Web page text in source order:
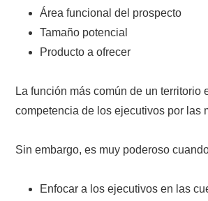
Área funcional del prospecto
Tamaño potencial
Producto a ofrecer
La función más común de un territorio
competencia de los ejecutivos por las
Sin embargo, es muy poderoso
Enfocar a los ejecutivos en las